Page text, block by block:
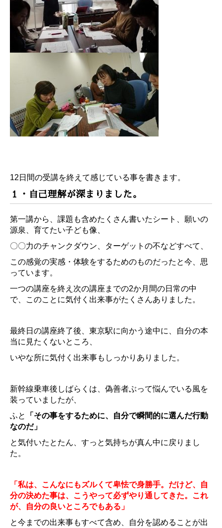
12日間の受講を終えて感じている事を書きます。
１・自己理解が深まりました。
第一講から、課題も含めたくさん書いたシート、願いの
源泉、育てたい子ども像、
〇〇力のチャンクダウン、ターゲットの不などすべて、
この感覚の実感・体験をするためのものだったと今、思
っています。
一つの講座を終え次の講座までの2か月間の日常の中
で、
このことに気付く出来事がたくさんありました。
最終日の講座終了後、東京駅に向かう途中に、自分の本
当に見たくないところ、
いやな所に気付く出来事もしっかりありました。
新幹線乗車後しばらくは、偽善者ぶって悩んでいる風を
装っていましたが、
ふと
「その事をするために、自分で瞬間的に選んだ行動
なのだ」
と気付いたとたん、 すっと気持ちが真ん中に戻りまし
た。
「私は、こんなにもズルくて卑怯で身勝手。だけど、自
分の決めた事は、こうやって必ずやり通してきた。これ
が、自分の良いところでもある」
と今までの出来事もすべて含め、自分を認めることが出